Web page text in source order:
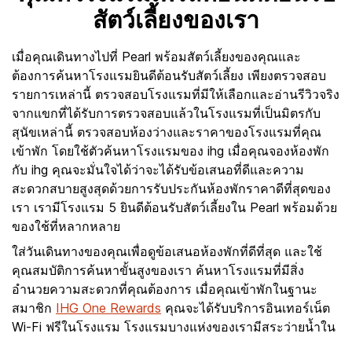
สัตว์เลี้ยงของเรา
เมื่อคุณเดินทางไปที่ Pearl พร้อมสัตว์เลี้ยงของคุณและ
ต้องการค้นหาโรงแรมยินดีต้อนรับสัตว์เลี้ยง เพียงตรวจสอบ
รายการเหล่านี้ ตรวจสอบโรงแรมที่มีให้เลือกและอ่านรีวิวจริง
จากแขกที่ได้รับการตรวจสอบแล้วในโรงแรมที่เป็นมิตรกับ
สุนัขเหล่านี้ ตรวจสอบห้องว่างและราคาของโรงแรมที่คุณ
เข้าพัก โดยใช้ตัวค้นหาโรงแรมของ ihg เมื่อคุณจองห้องพัก
กับ ihg คุณจะมั่นใจได้ว่าจะได้รับข้อเสนอที่ดีและความ
สะดวกสบายสูงสุดด้วยการรับประกันห้องพักราคาดีที่สุดของ
เรา เรามีโรงแรม 5 ยินดีต้อนรับสัตว์เลี้ยงใน Pearl พร้อมด้วย
ของใช้ที่หลากหลาย
ใส่วันเดินทางของคุณเพื่อดูข้อเสนอห้องพักที่ดีที่สุด และใช้
คุณสมบัติการค้นหาขั้นสูงของเรา ค้นหาโรงแรมที่มีสิ่ง
อำนวยความสะดวกที่คุณต้องการ เมื่อคุณเข้าพักในฐานะ
สมาชิก IHG One Rewards คุณจะได้รับบริการอินเทอร์เน็ต
Wi-Fi ฟรีในโรงแรม โรงแรมบางแห่งของเรามีสระว่ายน้ำใน